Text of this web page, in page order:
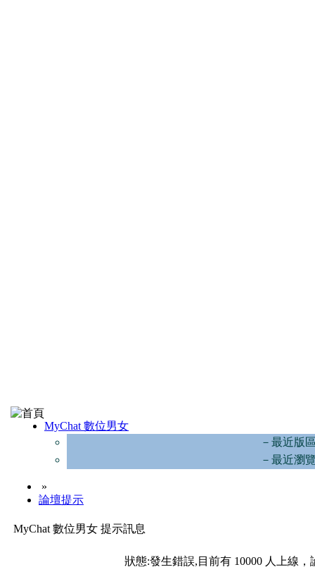
MyChat 數位男女
－最近版
－最近瀏
»
論壇提示
MyChat 數位男女 提示訊息
狀態:發生錯誤,目前有 10000 人上線